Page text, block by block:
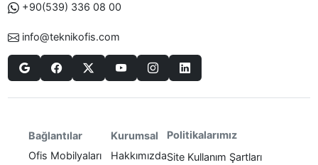
+90(539) 336 08 00
info@teknikofis.com
Bağlantılar
Ofis Mobilyaları
Kurumsal
Hakkımızda
Politikalarımız
Site Kullanım Şartları